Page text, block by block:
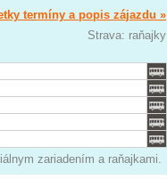
termíny a popis zájazdu »
Strava: raňajky
zariadením a raňajkami.